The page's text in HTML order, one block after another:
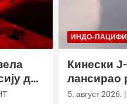
да
ИНДО-
Кинески
лансирао
ваздух са
5. август 2026.